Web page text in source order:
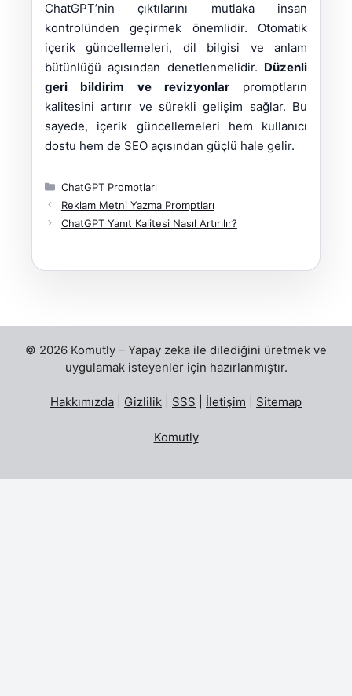
ChatGPT’nin çıktılarını mutlaka insan
kontrolünden geçirmek önemlidir. Otomatik
içerik güncellemeleri, dil bilgisi ve anlam
bütünlüğü açısından denetlenmelidir. Düzenli
geri bildirim ve revizyonlarpromptların
kalitesini artırır ve sürekli gelişim sağlar. Bu
sayede, içerik güncellemeleri hem kullanıcı
dostu hem de SEO açısından güçlü hale gelir.
Kategoriler
ChatGPT Promptları
Reklam Metni Yazma Promptları
ChatGPT Yanıt Kalitesi Nasıl Artırılır?
© 2026 Komutly – Yapay zeka ile dilediğini üretmek ve
uygulamak isteyenler için hazırlanmıştır.
Hakkımızda Gizlilik SSS İletişim Sitemap
Komutly